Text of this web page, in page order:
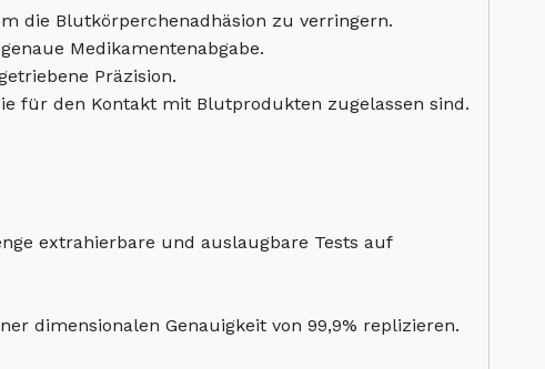
die Blutkörperchenadhäsion zu verringern.
Medikamentenabgabe.
Präzision.
für den Kontakt mit Blutprodukten zugelassen sind.
extrahierbare und auslaugbare Tests auf
dimensionalen Genauigkeit von 99,9% replizieren.